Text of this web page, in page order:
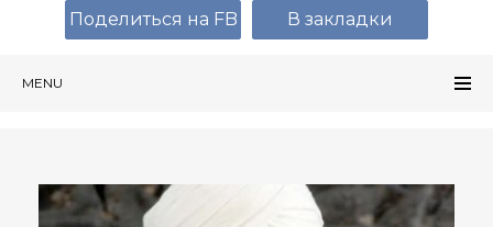
MENU
Поделиться на FB В закладки